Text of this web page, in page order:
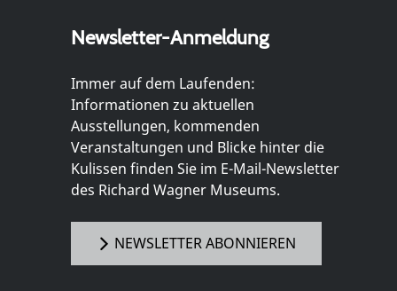
Newsletter-Anmeldung
Immer auf dem Laufenden:
Informationen zu aktuellen
Ausstellungen, kommenden
Veranstaltungen und Blicke hinter die
Kulissen finden Sie im E-Mail-Newsletter
des Richard Wagner Museums.
NEWSLETTER ABONNIEREN